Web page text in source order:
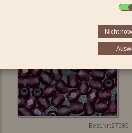
Best.Nr.:27586
Nicht